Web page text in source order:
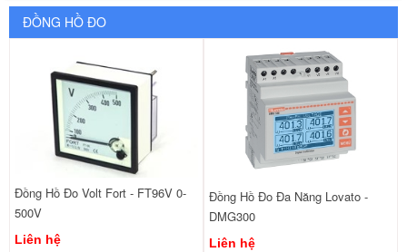
ĐỒNG HỒ ĐO
Đồng Hồ Đo Volt Fort - FT96V 0-
500V
Liên hệ
Đồng Hồ Đo Đa Năng Lovato -
DMG300
Liên hệ